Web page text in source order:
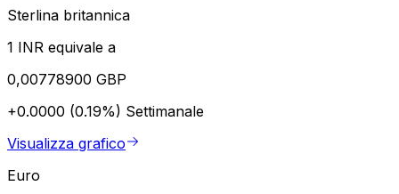
Sterlina britannica
1 INR equivale a
0,00778900 GBP
+0.0000 (0.19%) Settimanale
Visualizza grafico
Euro